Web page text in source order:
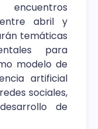
abril y
temáticas
para
modelo de
artificial
sociales,
de